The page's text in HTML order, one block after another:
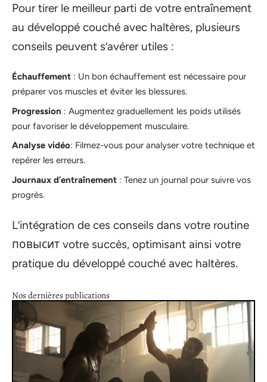
Pour tirer le meilleur parti de votre entraînement
au développé couché avec haltères, plusieurs
conseils peuvent s’avérer utiles :
Échauffement : Un bon échauffement est nécessaire pour
préparer vos muscles et éviter les blessures.
Progression : Augmentez graduellement les poids utilisés
pour favoriser le développement musculaire.
Analyse vidéo: Filmez-vous pour analyser votre technique et
repérer les erreurs.
Journaux d’entraînement : Tenez un journal pour suivre vos
progrès.
L’intégration de ces conseils dans votre routine
повысит votre succès, optimisant ainsi votre
pratique du développé couché avec haltères.
Nos dernières publications